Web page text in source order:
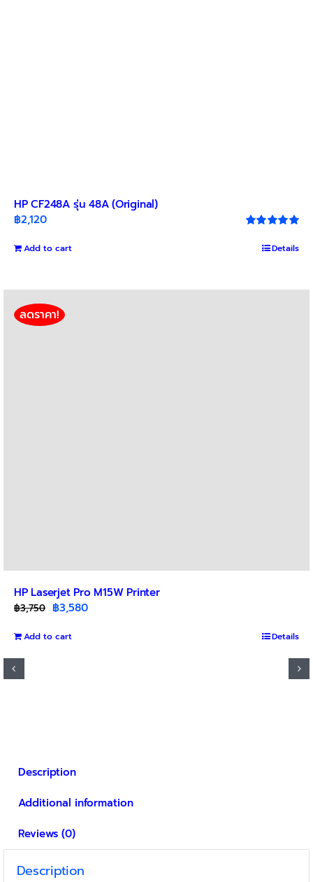
HP CF248A รุ่น 48A (Original)
out of 5
฿2,120
Add to cart Details
ลดราคา!
HP Laserjet Pro M15W Printer
฿3,750 Original
was:
฿3,580Current
Add to cart Details
Description
Additional information
Reviews (0)
Description